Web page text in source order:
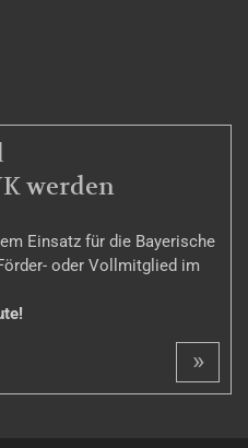
werden
Einsatz für die Bayerische
oder Vollmitglied im
»